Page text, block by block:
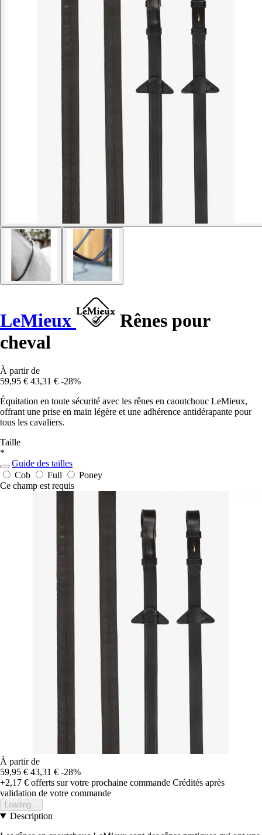
LeMieux
Rênes pour
cheval
À partir de
59,95 € 43,31 € -28%
Équitation en toute sécurité avec les rênes en caoutchouc LeMieux,
offrant une prise en main légère et une adhérence antidérapante pour
tous les cavaliers.
Taille
*
Guide des tailles
Cob
Full
Poney
Ce champ est requis
À partir de
59,95 € 43,31 € -28%
+2,17 € offerts sur votre prochaine commande Crédités après
validation de votre commande
Loading...
Description